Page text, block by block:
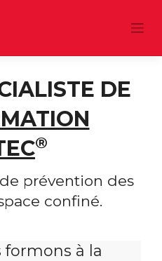
DE
®
prévention des
confiné.
formons à la